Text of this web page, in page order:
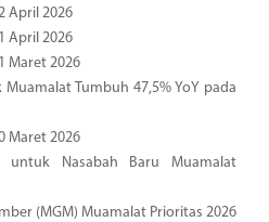
April 2026
April 2026
Maret 2026
Muamalat Tumbuh 47,5% YoY pada
Maret 2026
untuk Nasabah Baru Muamalat
(MGM) Muamalat Prioritas 2026